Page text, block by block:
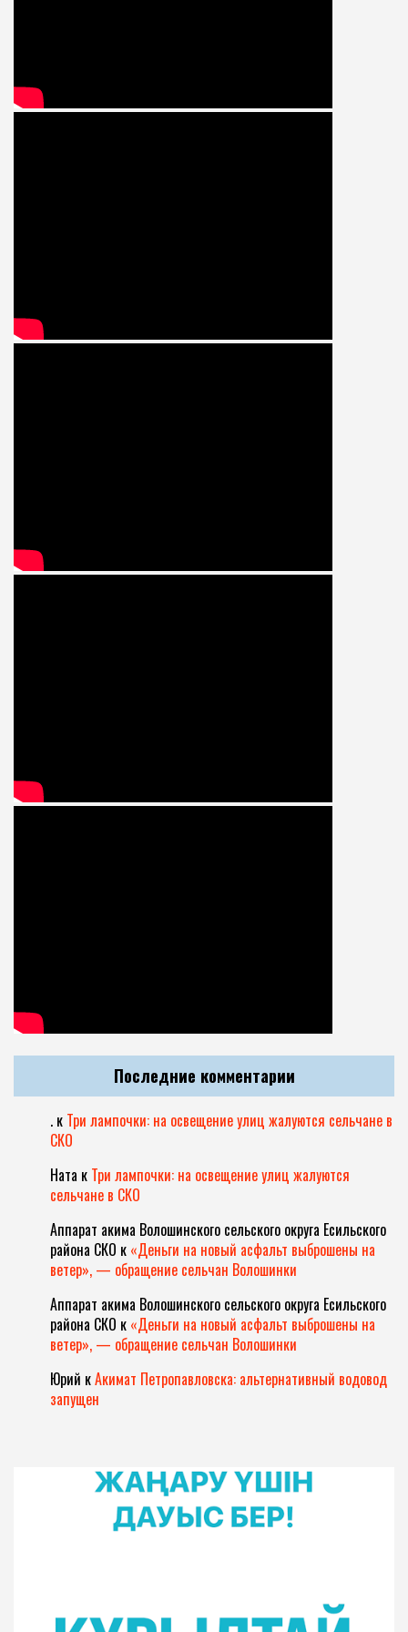
Последние комментарии
. к Три лампочки: на освещение улиц жалуются сельчане в
СКО
Ната к Три лампочки: на освещение улиц жалуются
сельчане в СКО
Аппарат акима Волошинского сельского округа Есильского
района СКО к «Деньги на новый асфальт выброшены на
ветер», — обращение сельчан Волошинки
Аппарат акима Волошинского сельского округа Есильского
района СКО к «Деньги на новый асфальт выброшены на
ветер», — обращение сельчан Волошинки
Юрий кАкимат Петропавловска: альтернативный водовод
запущен